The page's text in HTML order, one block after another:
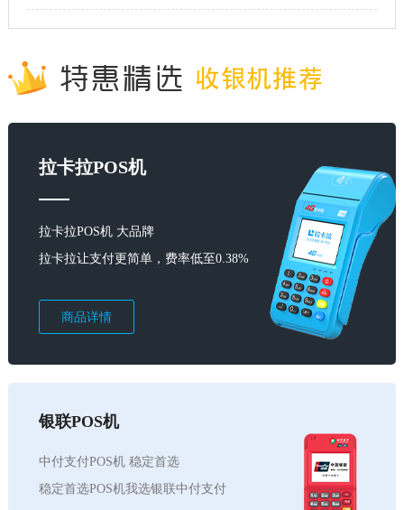
拉卡拉POS机
拉卡拉POS机 大品牌
拉卡拉让支付更简单，费率低至0.38%
商品详情
银联POS机
中付支付POS机 稳定首选
稳定首选POS机我选银联中付支付